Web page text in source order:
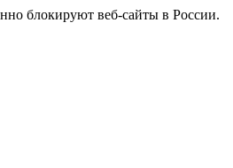
блокируют веб-сайты в России.